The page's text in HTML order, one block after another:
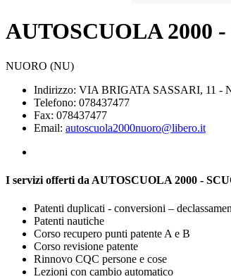
AUTOSCUOLA 2000
NUORO (NU)
Indirizzo: VIA BRIGATA SASSARI, 11 -
Telefono: 078437477
Fax: 078437477
Email: autoscuola2000nuoro@libero.it
I servizi offerti da AUTOSCUOLA 2000 -
Patenti duplicati - conversioni –
Patenti nautiche
Corso recupero punti patente A e B
Corso revisione patente
Rinnovo CQC persone e cose
Lezioni con cambio automatico